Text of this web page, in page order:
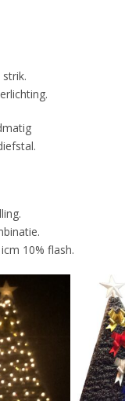
10% flash.